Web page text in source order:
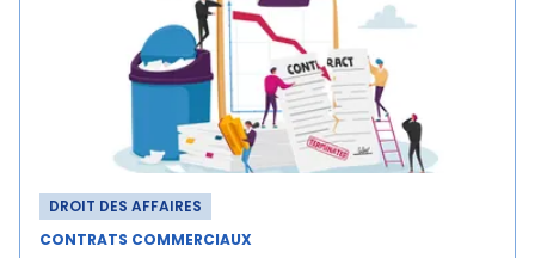
DROIT DES AFFAIRES
CONTRATS COMMERCIAUX